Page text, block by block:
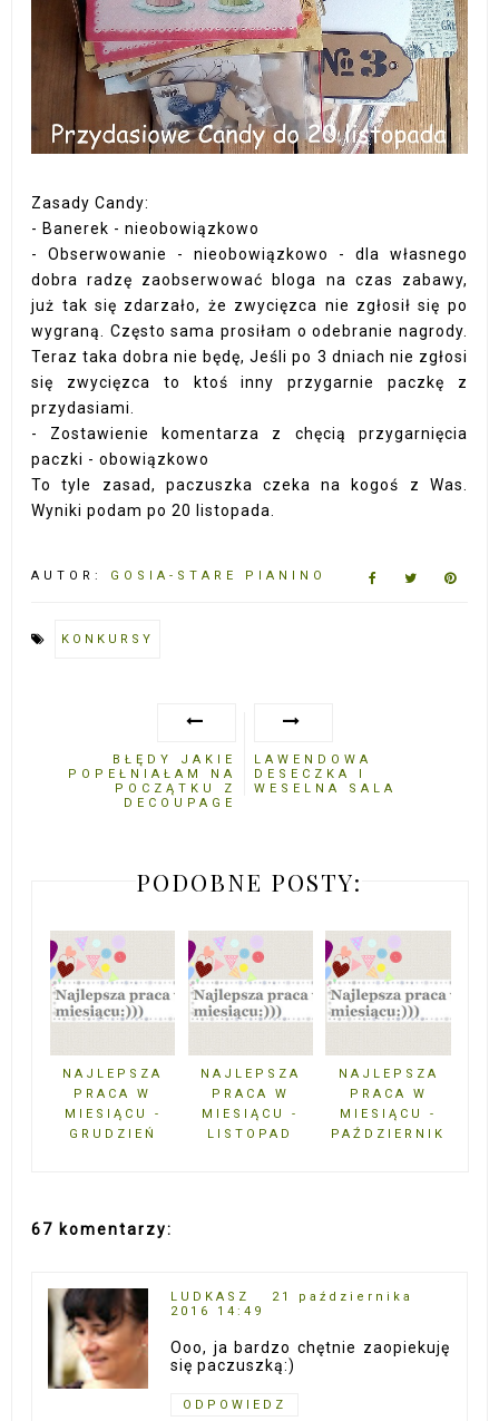
Zasady Candy:
- Banerek - nieobowiązkowo
- Obserwowanie - nieobowiązkowo - dla własnego
dobra radzę zaobserwować bloga na czas zabawy,
już tak się zdarzało, że zwycięzca nie zgłosił się po
wygraną. Często sama prosiłam o odebranie nagrody.
Teraz taka dobra nie będę, Jeśli po 3 dniach nie zgłosi
się zwycięzca to ktoś inny przygarnie paczkę z
przydasiami.
- Zostawienie komentarza z chęcią przygarnięcia
paczki - obowiązkowo
To tyle zasad, paczuszka czeka na kogoś z Was.
Wyniki podam po 20 listopada.
AUTOR: GOSIA-STARE PIANINO
KONKURSY
BŁĘDY JAKIE
POPEŁNIAŁAM NA
POCZĄTKU Z
DECOUPAGE
LAWENDOWA
DESECZKA I
WESELNA SALA
PODOBNE POSTY:
NAJLEPSZA
PRACA W
MIESIĄCU -
GRUDZIEŃ
NAJLEPSZA
PRACA W
MIESIĄCU -
LISTOPAD
NAJLEPSZA
PRACA W
MIESIĄCU -
PAŹDZIERNIK
67 komentarzy:
LUDKASZ
21 października
2016 14:49
Ooo, ja bardzo chętnie zaopiekuję
się paczuszką:)
ODPOWIEDZ